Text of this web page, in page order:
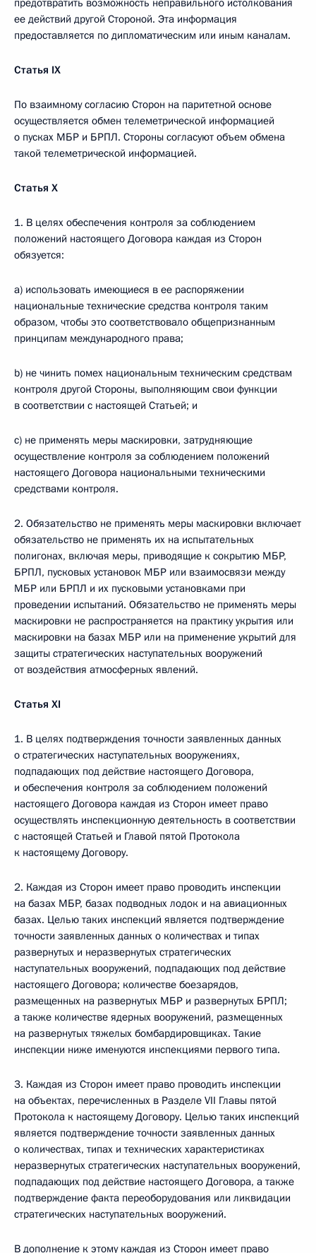
предотвратить возможность неправильного истолкования
ее действий другой Стороной. Эта информация
предоставляется по дипломатическим или иным каналам.
Статья IX
По взаимному согласию Сторон на паритетной основе
осуществляется обмен телеметрической информацией
о пусках МБР и БРПЛ. Стороны согласуют объем обмена
такой телеметрической информацией.
Статья Х
1. В целях обеспечения контроля за соблюдением
положений настоящего Договора каждая из Сторон
обязуется:
a) использовать имеющиеся в ее распоряжении
национальные технические средства контроля таким
образом, чтобы это соответствовало общепризнанным
принципам международного права;
b) не чинить помех национальным техническим средствам
контроля другой Стороны, выполняющим свои функции
в соответствии с настоящей Статьей; и
c) не применять меры маскировки, затрудняющие
осуществление контроля за соблюдением положений
настоящего Договора национальными техническими
средствами контроля.
2. Обязательство не применять меры маскировки включает
обязательство не применять их на испытательных
полигонах, включая меры, приводящие к сокрытию МБР,
БРПЛ, пусковых установок МБР или взаимосвязи между
МБР или БРПЛ и их пусковыми установками при
проведении испытаний. Обязательство не применять меры
маскировки не распространяется на практику укрытия или
маскировки на базах МБР или на применение укрытий для
защиты стратегических наступательных вооружений
от воздействия атмосферных явлений.
Статья XI
1. В целях подтверждения точности заявленных данных
о стратегических наступательных вооружениях,
подпадающих под действие настоящего Договора,
и обеспечения контроля за соблюдением положений
настоящего Договора каждая из Сторон имеет право
осуществлять инспекционную деятельность в соответствии
с настоящей Статьей и Главой пятой Протокола
к настоящему Договору.
2. Каждая из Сторон имеет право проводить инспекции
на базах МБР, базах подводных лодок и на авиационных
базах. Целью таких инспекций является подтверждение
точности заявленных данных о количествах и типах
развернутых и неразвернутых стратегических
наступательных вооружений, подпадающих под действие
настоящего Договора; количестве боезарядов,
размещенных на развернутых МБР и развернутых БРПЛ;
а также количестве ядерных вооружений, размещенных
на развернутых тяжелых бомбардировщиках. Такие
инспекции ниже именуются инспекциями первого типа.
3. Каждая из Сторон имеет право проводить инспекции
на объектах, перечисленных в Разделе VII Главы пятой
Протокола к настоящему Договору. Целью таких инспекций
является подтверждение точности заявленных данных
о количествах, типах и технических характеристиках
неразвернутых стратегических наступательных вооружений,
подпадающих под действие настоящего Договора, а также
подтверждение факта переоборудования или ликвидации
стратегических наступательных вооружений.
В дополнение к этому каждая из Сторон имеет право